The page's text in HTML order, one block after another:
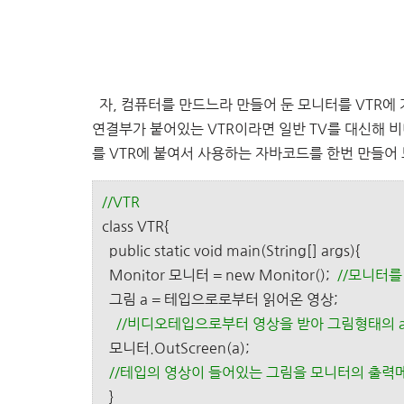
자, 컴퓨터를 만드느라 만들어 둔 모니터를 VTR
연결부가 붙어있는 VTR이라면 일반 TV를 대신해
를 VTR에 붙여서 사용하는 자바코드를 한번 만들어
//VTR
class VTR{
public static void main(String[] args){
Monitor 모니터 = new Monitor(); //모니터를
그림 a = 테입으로로부터 읽어온 영상;
//비디오테입으로부터 영상을 받아 그림형태의
모니터.OutScreen(a);
//테입의 영상이 들어있는 그림을 모니터의 출력
}